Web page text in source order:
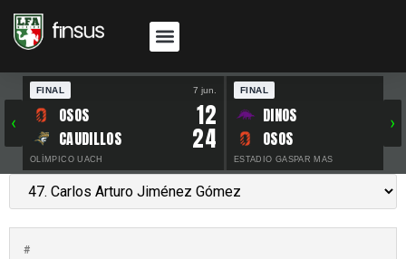
‹
FINAL 7 jun.
OSOS 12
CAUDILLOS 24
OLÍMPICO UACH
FINAL
DINOS
OSOS
ESTADIO GASPAR MAS
›
#